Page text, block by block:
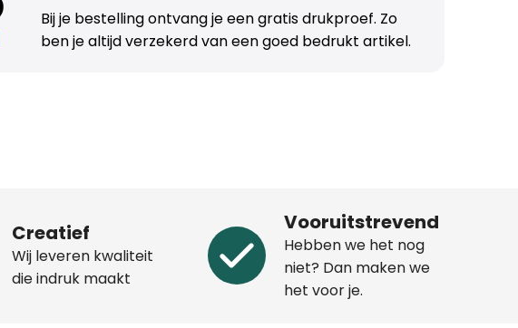
Bij je bestelling ontvang je een gratis drukproef. Zo
ben je altijd verzekerd van een goed bedrukt artikel.
Creatief
Wij leveren kwaliteit
die indruk maakt
Vooruitstrevend
Hebben we het nog
niet? Dan maken we
het voor je.